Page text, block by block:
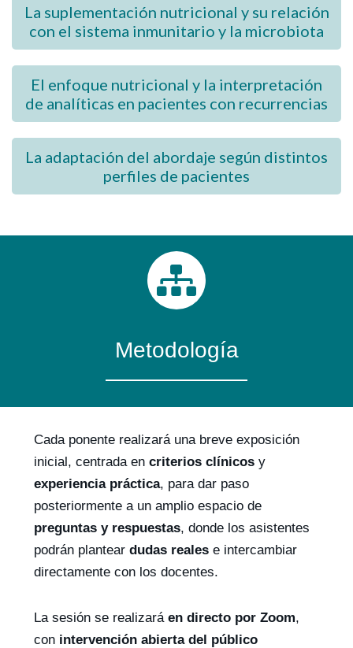
La suplementación nutricional y su relación
con el sistema inmunitario y la microbiota
El enfoque nutricional y la interpretación
de analíticas en pacientes con recurrencias
La adaptación del abordaje según distintos
perfiles de pacientes
Metodología
Cada ponente realizará una breve exposición
inicial, centrada en criterios clínicosy
experiencia práctica, para dar paso
posteriormente a un amplio espacio de
preguntas y respuestas, donde los asistentes
podrán plantear dudas realese intercambiar
directamente con los docentes.
La sesión se realizará en directo por Zoom,
con intervención abierta del público